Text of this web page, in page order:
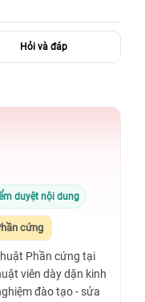
Hỏi và đáp
duyệt nội dung
cứng
Phần cứng tại
viên dày dặn kinh
đào tạo - sửa